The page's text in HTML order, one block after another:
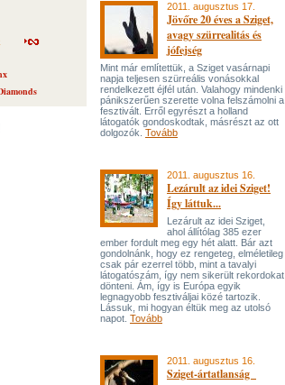
2011. augusztus 17.
Jövőre 20 éves a Sziget,
avagy szürrealitás és
jófejség
Mint már említettük, a Sziget vasárnapi
napja teljesen szürreális vonásokkal
rendelkezett éjfél után. Valahogy mindenki
pánikszerűen szerette volna felszámolni a
fesztivált. Erről egyrészt a holland
látogatók gondoskodtak, másrészt az ott
dolgozók. Tovább
2011. augusztus 16.
Lezárult az idei Sziget!
Így láttuk...
Lezárult az idei Sziget,
ahol állítólag 385 ezer
ember fordult meg egy hét alatt. Bár azt
gondolnánk, hogy ez rengeteg, elméletileg
csak pár ezerrel több, mint a tavalyi
látogatószám, így nem sikerült rekordokat
dönteni. Ám, így is Európa egyik
legnagyobb fesztiváljai közé tartozik.
Lássuk, mi hogyan éltük meg az utolsó
napot. Tovább
2011. augusztus 16.
Sziget-ártatlanság